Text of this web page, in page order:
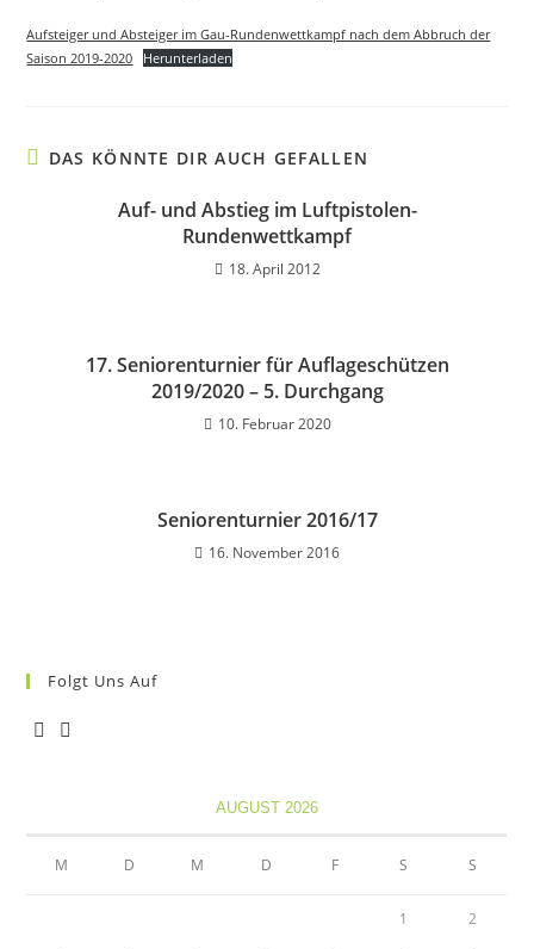
Aufsteiger und Absteiger im Gau-Rundenwettkampf nach dem Abbruch der
Saison 2019-2020
Herunterladen
DAS KÖNNTE DIR AUCH GEFALLEN
Auf- und Abstieg im Luftpistolen-
Rundenwettkampf
18. April 2012
17. Seniorenturnier für Auflageschützen
2019/2020 – 5. Durchgang
10. Februar 2020
Seniorenturnier 2016/17
16. November 2016
Folgt Uns Auf
AUGUST 2026
M D M D F S S
1 2